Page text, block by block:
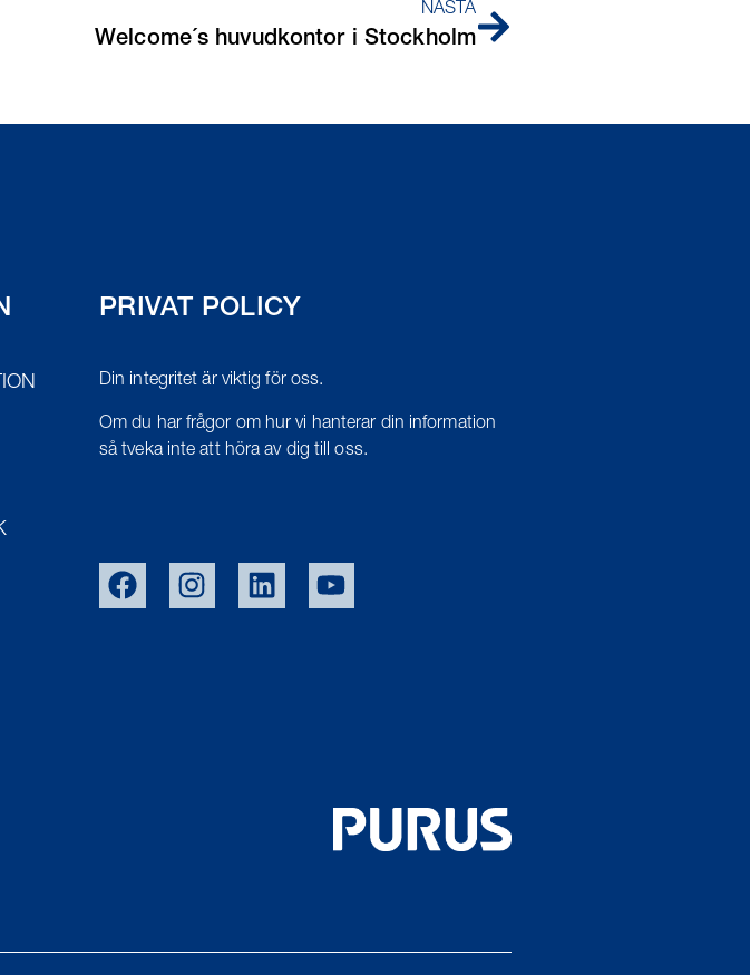
NÄSTA
Welcome´s huvudkontor i Stockholm
PRIVAT POLICY
Din integritet är viktig för oss.
Om du har frågor om hur vi hanterar din information
så tveka inte att höra av dig till oss.